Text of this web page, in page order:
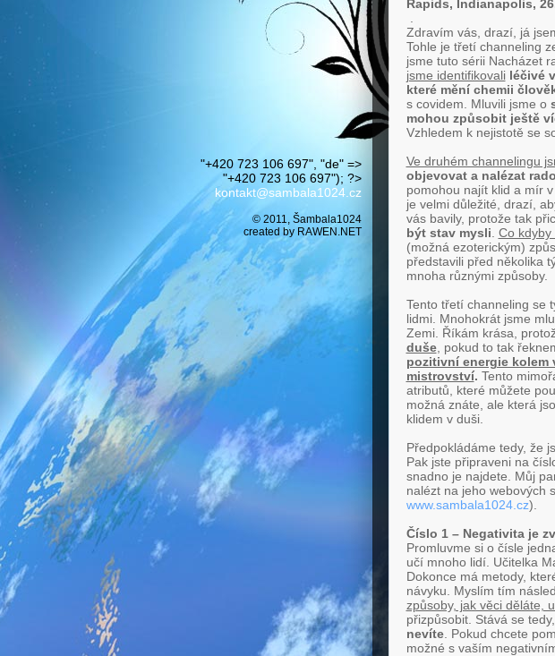
Rapids, Indianapolis,
Zdravím vás, drazí, já
Tohle je třetí channeling
jsme tuto sérii Nacházet
jsme identifikovali léčivé
které mění chemii
s covidem. Mluvili jsme o
mohou způsobit ještě
Vzhledem k nejistotě se
Ve druhém channelingu
objevovat a nalézat
pomohou najít klid a mír
je velmi důležité, drazí,
vás bavily, protože tak
být stav mysli Co
(možná ezoterickým)
představili před několika
mnoha různými způsoby.
Tento třetí channeling se
lidmi. Mnohokrát jsme
Zemi. Říkám krása,
duše, pokud to tak
pozitivní energie kolem
mistrovství. Tento
atributů, které můžete
možná znáte, ale která
klidem v duši.
Předpokládáme tedy, že
Pak jste připraveni na
snadno je najdete. Můj
nalézt na jeho webových
www.sambala1024.cz).
Číslo 1 – Negativita je
Promluvme si o čísle
učí mnoho lidí. Učitelka
Dokonce má metody,
návyku. Myslím tím
způsoby, jak věci děláte,
přizpůsobit. Stává se
nevíte. Pokud chcete
možné s vaším
"+420 723 106 697", "de" =>
"+420 723 106 697"); ?>
kontakt@sambala1024.cz
© 2011, Šambala1024
created by RAWEN.NET